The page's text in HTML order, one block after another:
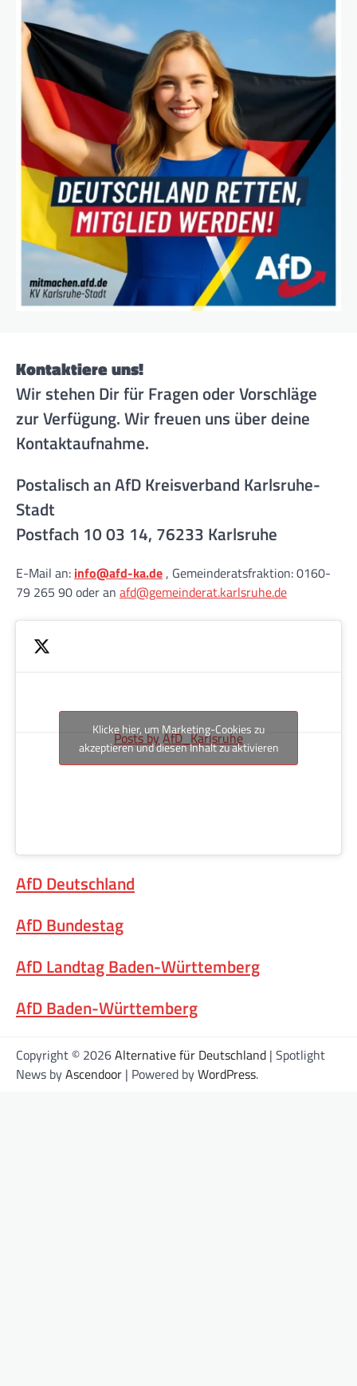
Kontaktiere uns!
Wir stehen Dir für Fragen oder Vorschläge
zur Verfügung. Wir freuen uns über deine
Kontaktaufnahme.
Postalisch an AfD Kreisverband Karlsruhe-
Stadt
Postfach 10 03 14, 76233 Karlsruhe
E-Mail an: info@afd-ka.de, Gemeinderatsfraktion: 0160-
79 265 90 oder an afd@gemeinderat.karlsruhe.de
Posts by AfD_Karlsruhe
Klicke hier, um Marketing-Cookies zu
akzeptieren und diesen Inhalt zu aktivieren
AfD Deutschland
AfD Bundestag
AfD Landtag Baden-Württemberg
AfD Baden-Württemberg
Copyright © 2026Alternative für Deutschland | Spotlight
News byAscendoor | Powered byWordPress.